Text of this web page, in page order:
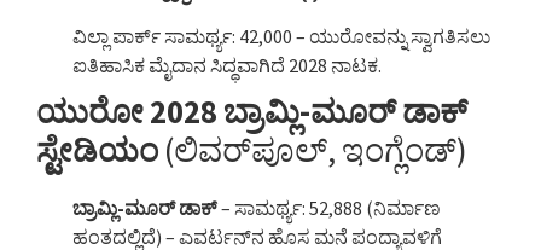
ವಿಲ್ಲಾ ಪಾರ್ಕ್ ಸಾಮರ್ಥ್ಯ: 42,000 – ಯುರೋವನ್ನು ಸ್ವಾಗತಿಸಲು
ಐತಿಹಾಸಿಕ ಮೈದಾನ ಸಿದ್ಧವಾಗಿದೆ 2028 ನಾಟಕ.
ಯುರೋ 2028 ಬ್ರಾಮ್ಲಿ-ಮೂರ್ ಡಾಕ್
ಸ್ಟೇಡಿಯಂ (ಲಿವರ್‌ಪೂಲ್, ಇಂಗ್ಲೆಂಡ್)
ಬ್ರಾಮ್ಲಿ-ಮೂರ್ ಡಾಕ್– ಸಾಮರ್ಥ್ಯ: 52,888 (ನಿರ್ಮಾಣ
ಹಂತದಲ್ಲಿದೆ) – ಎವರ್ಟನ್‌ನ ಹೊಸ ಮನೆ ಪಂದ್ಯಾವಳಿಗೆ